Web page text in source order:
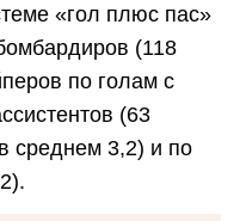
«гол плюс пас»
(118
по голам с
(63
среднем 3,2) и по